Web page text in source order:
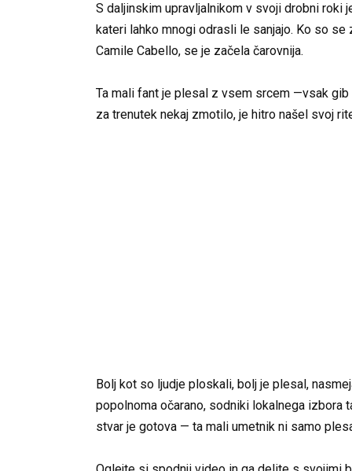
S daljinskim upravljalnikom v svoji drobni
kateri lahko mnogi odrasli le sanjajo. Ko so
Camile Cabello, se je začela čarovnija.
Ta mali fant je plesal z vsem srcem —vsak
za trenutek nekaj zmotilo, je hitro našel svoj
Bolj kot so ljudje ploskali, bolj je plesal,
popolnoma očarano, sodniki lokalnega izbora
stvar je gotova — ta mali umetnik ni samo